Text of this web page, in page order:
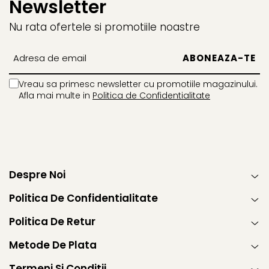
Power Players
SuperZings
Super Mario
Hot Wheels
Looney Tunes
Red Bull Racing
Jurassic Park
Ricky Zoom
Monsters Inc.
The Elf
Wednesday
Shimmer and Shine
Vaiana
LOL SURPRISE
L.O.L Surprise!
Dora the Explorer
Soy Luna
Na! Na! Na! Surprise
Wednesday
by TGA
My Little Pony
Poopsie
Newsletter
Nu rata ofertele si promotiile noastre
Vreau sa primesc newsletter cu promotiile magazinului.
Afla mai multe in Politica de Confidentialitate
Despre Noi
Politica De Confidentialitate
Politica De Retur
Metode De Plata